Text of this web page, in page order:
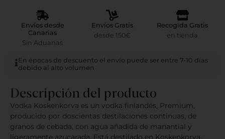
Envíos desde
Canarias
Sin Aduanas
Envíos Gratis
desde 150€
Recogida Gratis
en tienda
En épocas de descuento el envío puede ser entre 7-10 días
debido al alto volumen
Descripción del producto
Vodka Koskenkorva es un vodka finlandés, Premium,
producido por doscientas destilaciones continuas, de
granos de cebada, con agua añadida de manantial y
ligeramente azucarada. Está destilado en Koskenkorva,